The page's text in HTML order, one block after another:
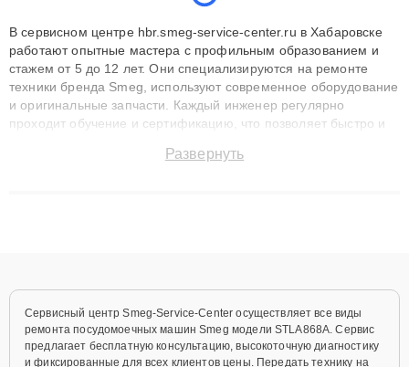
В сервисном центре hbr.smeg-service-center.ru в Хабаровске
работают опытные мастера с профильным образованием и
стажем от 5 до 12 лет. Они специализируются на ремонте
техники бренда Smeg, используют современное оборудование
и оригинальные запчасти. Каждый инженер регулярно
проходит обучение и сертификацию, что позволяет быстро и
сохранением гарантии до 3 лет. Наши мастера решают
Развернуть
Сервисный центр Smeg-Service-Center осуществляет все виды
ремонта посудомоечных машин Smeg модели STLA868A. Сервис
предлагает бесплатную консультацию, высокоточную диагностику
и фиксированные для всех клиентов цены. Передать технику на